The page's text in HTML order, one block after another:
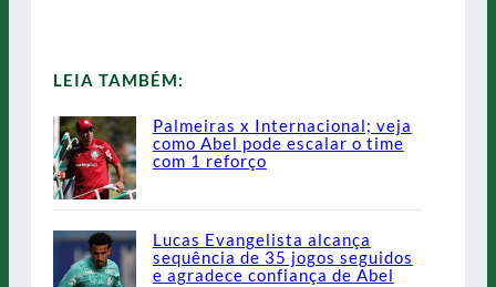
LEIA TAMBÉM:
Palmeiras x Internacional; veja
como Abel pode escalar o time
com 1 reforço
Lucas Evangelista alcança
sequência de 35 jogos seguidos
e agradece confiança de Abel